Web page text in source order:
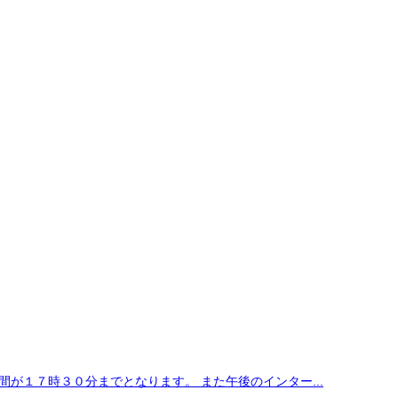
１７時３０分までとなります。 また午後のインター...